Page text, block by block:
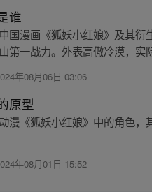
谁
国漫画《狐妖小红娘》及其
第一战力。外表高傲冷漠，
年08月06日 03:06
原型
漫《狐妖小红娘》中的角色
年08月01日 15:52